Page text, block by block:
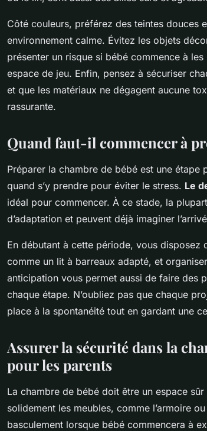
Côté couleurs, préférez des teintes douces
environnement calme. Évitez les objets
présenter un risque si bébé commence à
espace de jeu. Enfin, pensez à sécuriser
et que les matériaux ne dégagent aucune
rassurante.
Quand faut-il commencer à
Préparer la chambre de bébé est une étape
quand s’y prendre pour éviter le stress. Le
idéal pour commencer. À ce stade, la
d’adaptation et peuvent déjà imaginer
En débutant à cette période, vous
comme un lit à barreaux adapté, et
anticipation vous permet aussi de faire des
chaque étape. N’oubliez pas que chaque
place à la spontanéité tout en gardant une
Assurer la sécurité dans la
pour les parents
La chambre de bébé doit être un espace
solidement les meubles, comme l’armoire
basculement lorsque bébé commencera à